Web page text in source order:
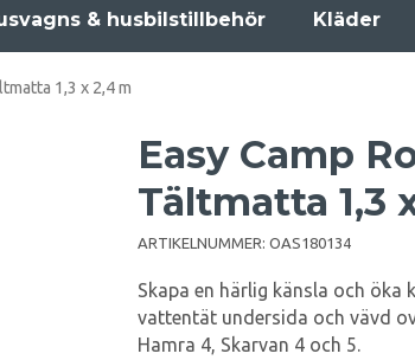
& husbilstillbehör Kläder
1,3 x 2,4 m
Easy Camp
Tältmatta 1,3
ARTIKELNUMMER: OAS180134
Skapa en härlig känsla och
vattentät undersida och vävd
Hamra 4, Skarvan 4 och 5.